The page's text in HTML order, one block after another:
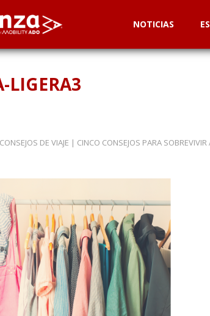
NOTICIAS
LIGERA3
CONSEJOS DE VIAJE | CINCO CONSEJOS PARA